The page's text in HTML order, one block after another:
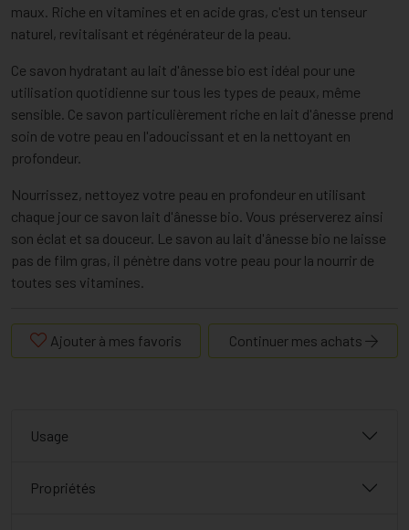
maux. Riche en vitamines et en acide gras, c'est un tenseur
naturel, revitalisant et régénérateur de la peau.
Ce savon hydratant au lait d'ânesse bio est idéal pour une
utilisation quotidienne sur tous les types de peaux, même
sensible. Ce savon particulièrement riche en lait d'ânesse prend
soin de votre peau en l'adoucissant et en la nettoyant en
profondeur.
Nourrissez, nettoyez votre peau en profondeur en utilisant
chaque jour ce savon lait d'ânesse bio. Vous préserverez ainsi
son éclat et sa douceur. Le savon au lait d'ânesse bio ne laisse
pas de film gras, il pénètre dans votre peau pour la nourrir de
toutes ses vitamines.
Ajouter à mes favoris Continuer mes achats
Usage
Propriétés